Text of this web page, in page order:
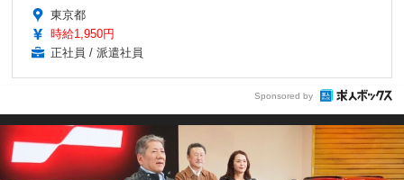
東京都
時給1,950円
正社員 / 派遣社員
Sponsored by